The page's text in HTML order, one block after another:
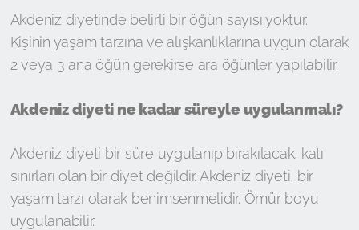
Akdeniz diyetinde belirli bir öğün sayısı yoktur.
Kişinin yaşam tarzına ve alışkanlıklarına uygun olarak
2 veya 3 ana öğün gerekirse ara öğünler yapılabilir.
Akdeniz diyeti ne kadar süreyle uygulanmalı?
Akdeniz diyeti bir süre uygulanıp bırakılacak, katı
sınırları olan bir diyet değildir. Akdeniz diyeti, bir
yaşam tarzı olarak benimsenmelidir. Ömür boyu
uygulanabilir.